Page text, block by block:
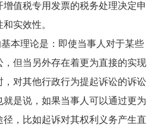
值税专用发票的税务处理决定申
实效性。
理论是：即使当事人对于某些
但当另外存在着更为直接的实现
对其他行政行为提起诉讼的诉讼
是说，如果当事人可以通过更为
，比如起诉对其权利义务产生直